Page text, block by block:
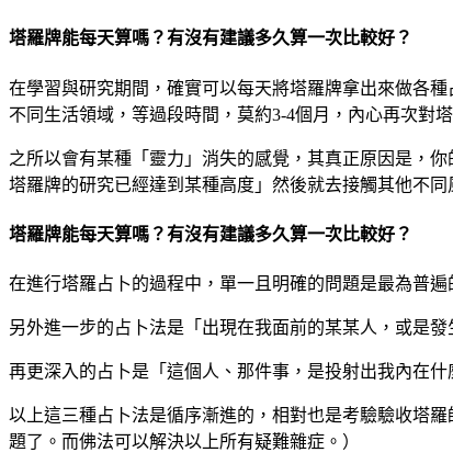
塔羅牌能每天算嗎？有沒有建議多久算一次比較好？
在學習與研究期間，確實可以每天將塔羅牌拿出來做各
不同生活領域，等過段時間，莫約3-4個月，內心再次對
之所以會有某種「靈力」消失的感覺，其真正原因是，
塔羅牌的研究已經達到某種高度」然後就去接觸其他不
塔羅牌能每天算嗎？有沒有建議多久算一次比較好？
在進行塔羅占卜的過程中，單一且明確的問題是最為普
另外進一步的占卜法是「出現在我面前的某某人，或是
再更深入的占卜是「這個人、那件事，是投射出我內在什
以上這三種占卜法是循序漸進的，相對也是考驗驗收塔
題了。而佛法可以解決以上所有疑難雜症。）